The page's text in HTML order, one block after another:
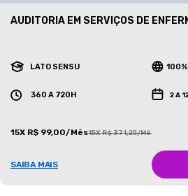
AUDITORIA EM SERVIÇOS DE
LATO SENSU
360 A 720H 2 A
15X R$ 99,00/Mês15X R$ 371,25/Mês
SAIBA MAIS